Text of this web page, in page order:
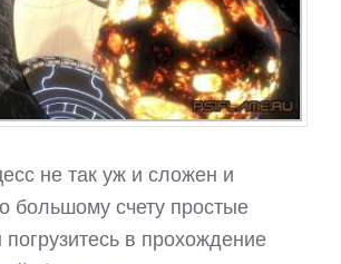
не так уж и сложен и
большому счету простые
в прохождение